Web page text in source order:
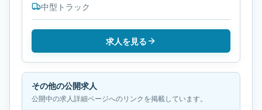
中型トラック
求人を見る
その他の公開求人
公開中の求人詳細ページへのリンクを掲載しています。